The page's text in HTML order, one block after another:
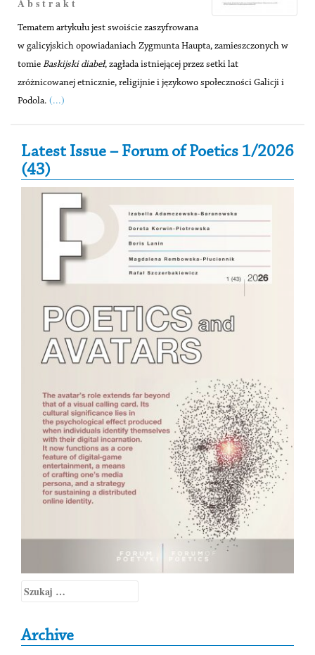
A b s t r a k t
Tematem artykułu jest swoiście zaszyfrowana
w galicyjskich opowiadaniach Zygmunta Haupta, zamieszczonych w
tomie Baskijski diabeł, zagłada istniejącej przez setki lat
zróżnicowanej etnicznie, religijnie i językowo społeczności Galicji i
Podola. (...)
Secondary Sidebar
Latest Issue – Forum of Poetics 1/2026
(43)
Szukaj:
Archive